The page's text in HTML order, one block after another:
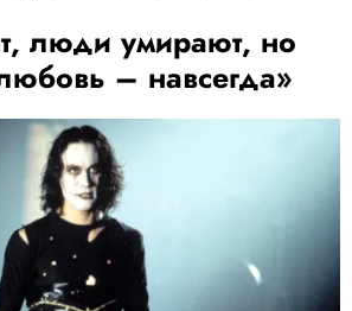
люди умирают, но
– навсегда»